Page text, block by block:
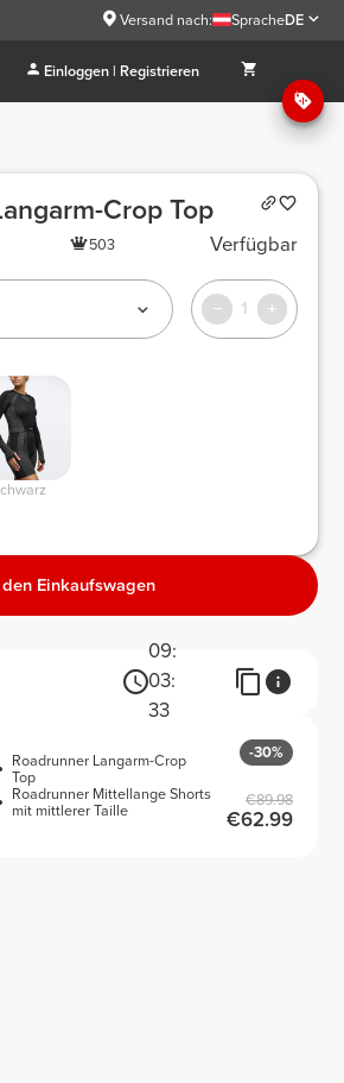
Versand nach: SpracheDE
Einloggen | Registrieren
Crop Top
503 Verfügbar
1
den Einkaufswagen
Roadrunner Langarm-Crop
Top
Roadrunner Mittellange Shorts
mit mittlerer Taille
-30%
€89.98
€62.99
09:
03:
33